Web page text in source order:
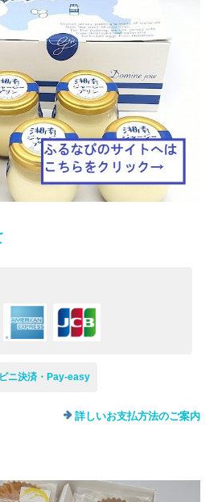
ニ決済・Pay-easy
詳しいお支払方法のご案内